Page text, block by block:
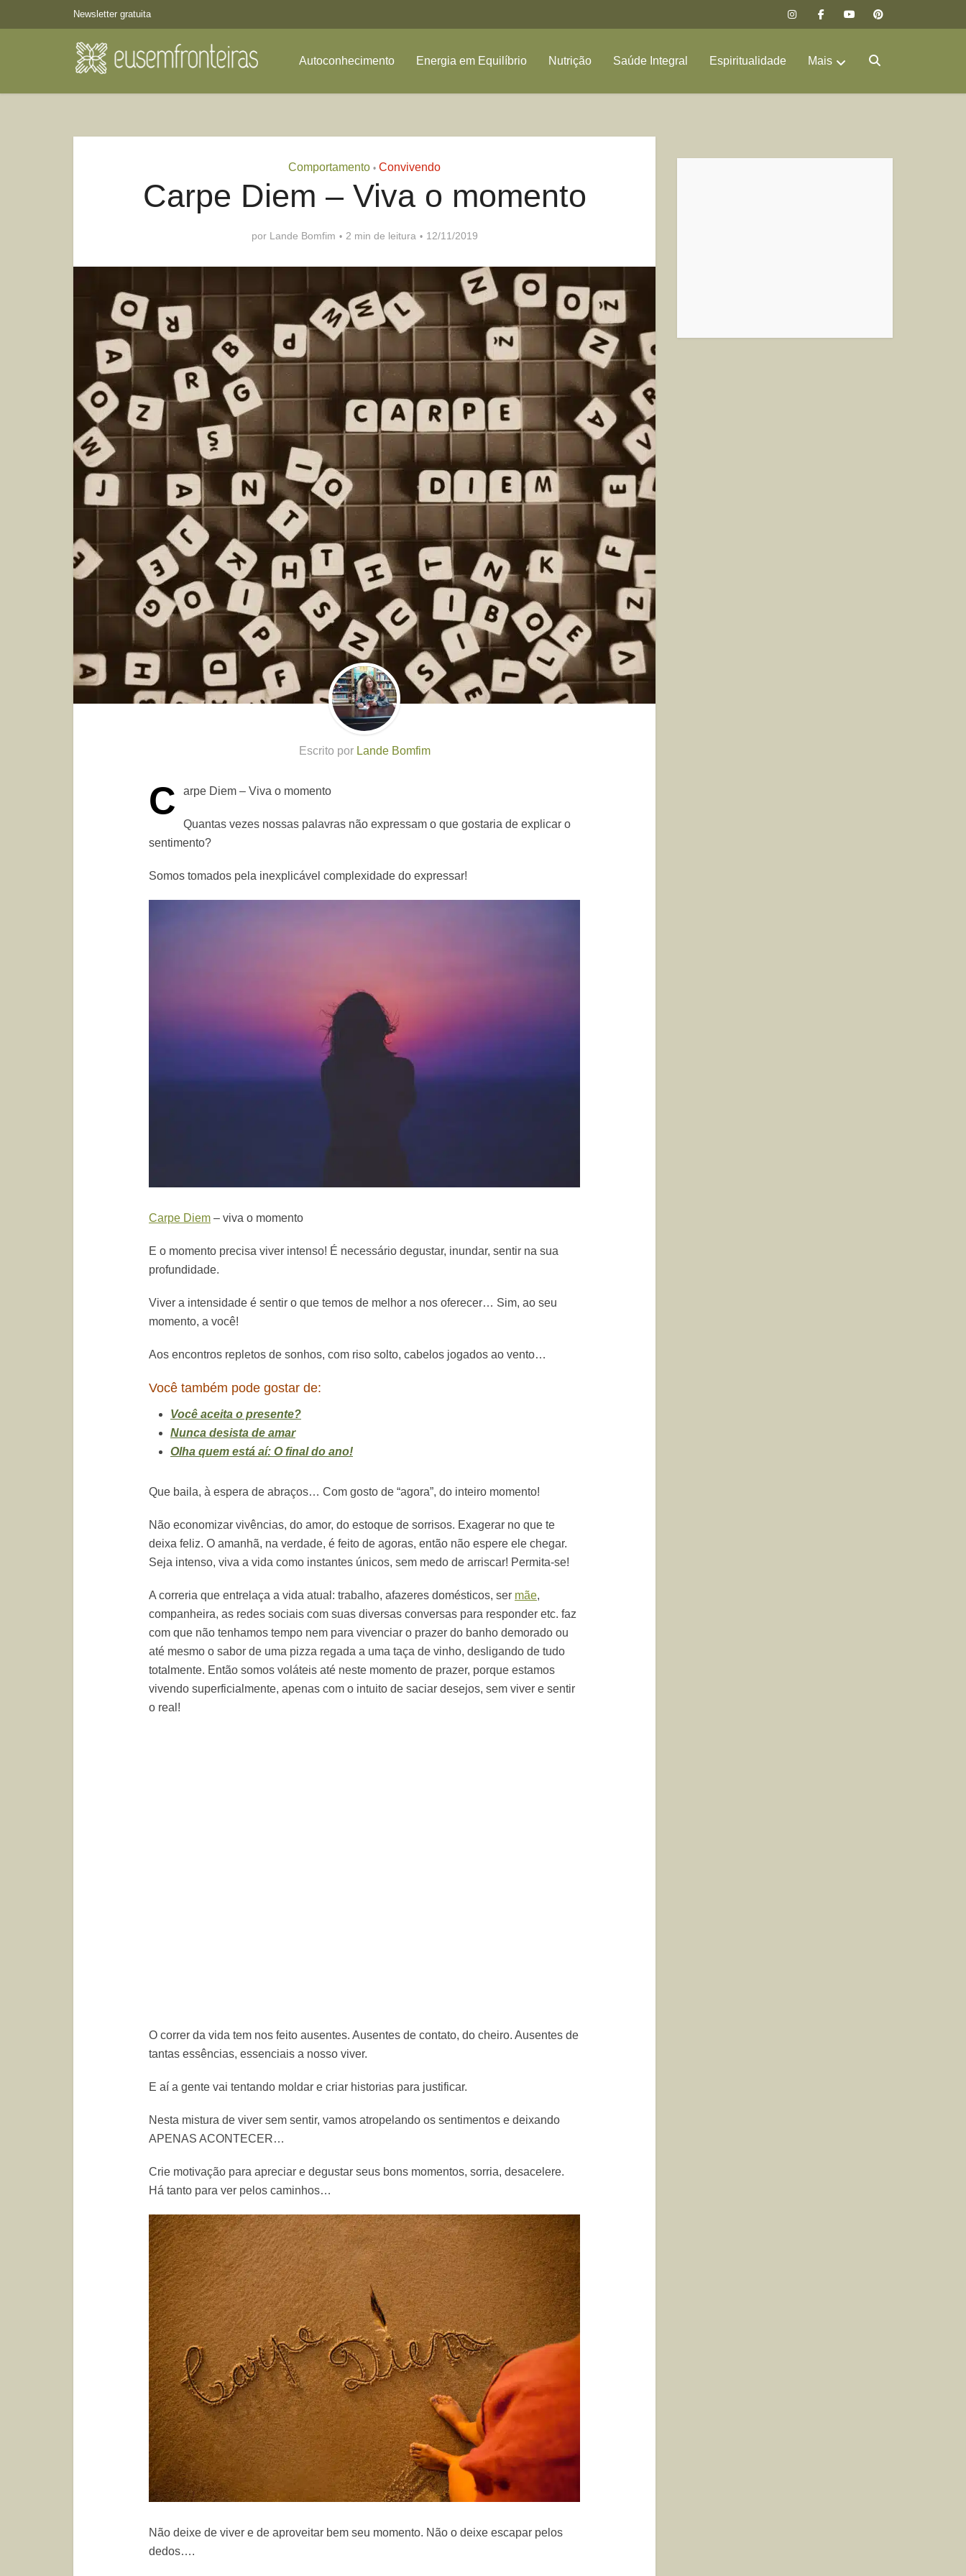
Newsletter gratuita
Autoconhecimento Energia em Equilíbrio Nutrição Saúde Integral Espiritualidade Mais
Comportamento • Convivendo
Carpe Diem – Viva o momento
por Lande Bomfim 2 min de leitura 12/11/2019
Escrito por Lande Bomfim
C arpe Diem – Viva o momento
Quantas vezes nossas palavras não expressam o que gostaria de explicar o
sentimento?
Somos tomados pela inexplicável complexidade do expressar!
Carpe Diem – viva o momento
E o momento precisa viver intenso! É necessário degustar, inundar, sentir na sua
profundidade.
Viver a intensidade é sentir o que temos de melhor a nos oferecer… Sim, ao seu
momento, a você!
Aos encontros repletos de sonhos, com riso solto, cabelos jogados ao vento…
Você também pode gostar de:
Você aceita o presente?
Nunca desista de amar
Olha quem está aí: O final do ano!
Que baila, à espera de abraços… Com gosto de “agora”, do inteiro momento!
Não economizar vivências, do amor, do estoque de sorrisos. Exagerar no que te
deixa feliz. O amanhã, na verdade, é feito de agoras, então não espere ele chegar.
Seja intenso, viva a vida como instantes únicos, sem medo de arriscar! Permita-se!
A correria que entrelaça a vida atual: trabalho, afazeres domésticos, ser mãe,
companheira, as redes sociais com suas diversas conversas para responder etc. faz
com que não tenhamos tempo nem para vivenciar o prazer do banho demorado ou
até mesmo o sabor de uma pizza regada a uma taça de vinho, desligando de tudo
totalmente. Então somos voláteis até neste momento de prazer, porque estamos
vivendo superficialmente, apenas com o intuito de saciar desejos, sem viver e sentir
o real!
O correr da vida tem nos feito ausentes. Ausentes de contato, do cheiro. Ausentes de
tantas essências, essenciais a nosso viver.
E aí a gente vai tentando moldar e criar historias para justificar.
Nesta mistura de viver sem sentir, vamos atropelando os sentimentos e deixando
APENAS ACONTECER…
Crie motivação para apreciar e degustar seus bons momentos, sorria, desacelere.
Há tanto para ver pelos caminhos…
Não deixe de viver e de aproveitar bem seu momento. Não o deixe escapar pelos
dedos….